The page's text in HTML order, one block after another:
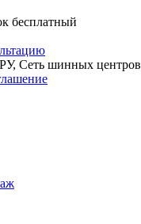
бесплатный
Сеть шинных центров